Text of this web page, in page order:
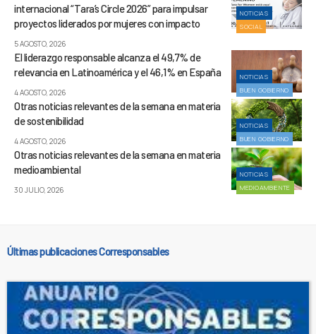
NOTICIAS
SOCIAL
internacional “Tara’s Circle 2026” para impulsar
proyectos liderados por mujeres con impacto
5 AGOSTO, 2026
NOTICIAS
BUEN GOBIERNO
El liderazgo responsable alcanza el 49,7% de
relevancia en Latinoamérica y el 46,1% en España
4 AGOSTO, 2026
NOTICIAS
BUEN GOBIERNO
Otras noticias relevantes de la semana en materia
de sostenibilidad
4 AGOSTO, 2026
NOTICIAS
MEDIOAMBIENTE
Otras noticias relevantes de la semana en materia
medioambiental
30 JULIO, 2026
Últimas publicaciones Corresponsables